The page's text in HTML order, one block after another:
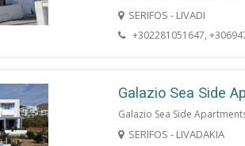
SERIFOS - LIVADI
+302281051647,
Galazio Sea Side
Galazio Sea Side
SERIFOS - LIVADAKIA